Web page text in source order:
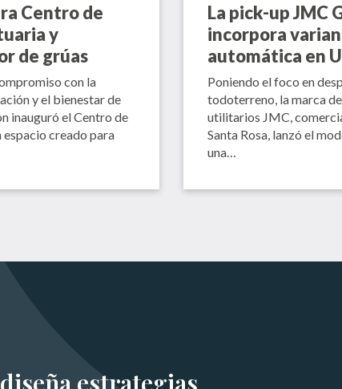
Centro de
y
de grúas
con la
y el bienestar de
inauguró el Centro de
creado para
La pick-up JMC
incorpora
automática en
Poniendo el foco en
todoterreno, la marca
utilitarios JMC,
Santa Rosa, lanzó el
una…